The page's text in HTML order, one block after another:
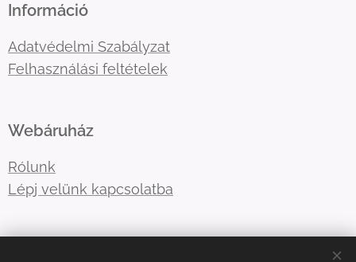
Információ
Adatvédelmi Szabályzat
Felhasználási feltételek
Webáruház
Rólunk
Lépj velünk kapcsolatba
@gmail.com